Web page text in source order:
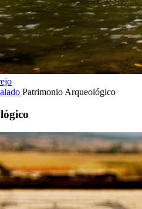
Patrimonio Arqueológico